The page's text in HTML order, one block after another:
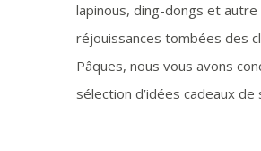
lapinous, ding-dongs et autre
réjouissances tombées des
Pâques, nous vous avons
sélection d’idées cadeaux de